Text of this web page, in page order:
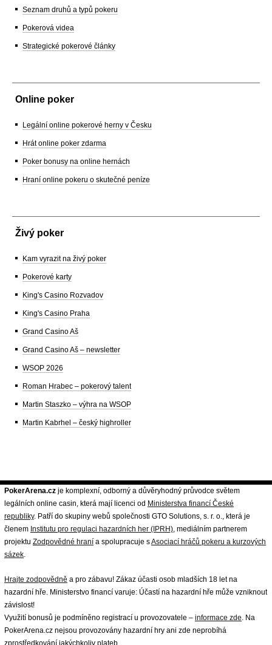
Seznam druhů a typů pokeru
Pokerová videa
Strategické pokerové články
Online poker
Legální online pokerové herny v Česku
Hrát online poker zdarma
Poker bonusy na online hernách
Hraní online pokeru o skutečné peníze
Živý poker
Kam vyrazit na živý poker
Pokerové karty
King's Casino Rozvadov
King's Casino Praha
Grand Casino Aš
Grand Casino Aš – newsletter
WSOP 2026
Roman Hrabec – pokerový talent
Martin Staszko – výhra na WSOP
Martin Kabrhel – český highroller
PokerArena.cz je komplexní, odborný a důvěryhodný průvodce světem
legálních online casin, která mají licenci od Ministerstva financí České
republiky. Patří do skupiny webů společnosti GTO Solutions, s. r. o., která je
členem Institutu pro regulaci hazardních her (IPRH) , mediálním partnerem
projektu Zodpovědné hraní a spolupracuje sAsociací hráčů pokeru a kurzových
sázek
Hrajte zodpovědně a pro zábavu! Zákaz účasti osob mladších 18 let na
hazardní hře. Ministerstvo financí varuje: Účastí na hazardní hře může vzniknout
závislost!
Využití bonusů je podmíněno registrací u provozovatele – informace zde . Na
PokerArena.cz nejsou provozovány hazardní hry ani zde neprobíhá
zprostředkování jakýchkoliv plateb.